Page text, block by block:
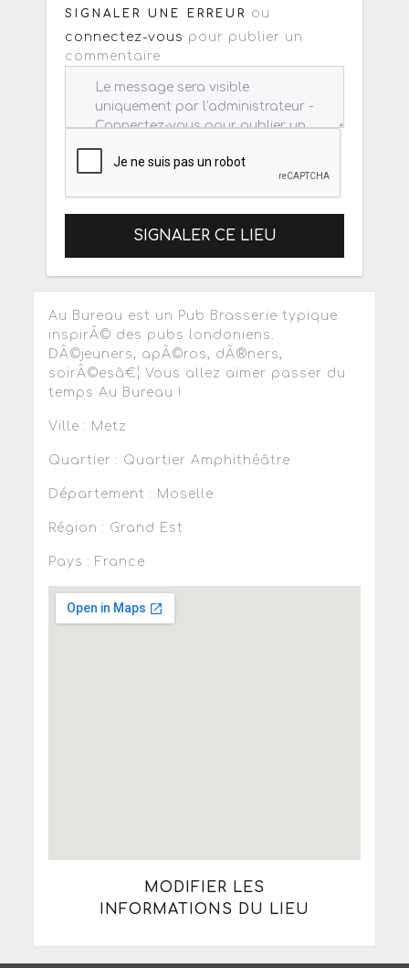
SIGNALER UNE ERREUR
ou
connectez-vous pour publier un
commentaire
SIGNALER CE LIEU
Au Bureau est un Pub Brasserie typique
inspirÃ© des pubs londoniens.
DÃ©jeuners, apÃ©ros, dÃ®ners,
soirÃ©esâ€¦ Vous allez aimer passer du
temps Au Bureau !
Ville : Metz
Quartier : Quartier Amphithéâtre
Département : Moselle
Région : Grand Est
Pays : France
MODIFIER LES
INFORMATIONS DU LIEU